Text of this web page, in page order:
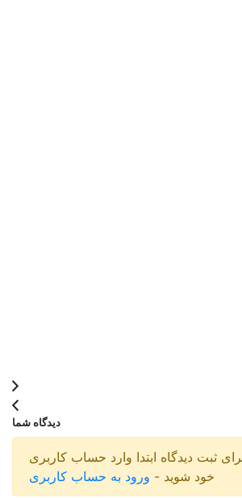
دیدگاه شما
ثبت دیدگاه ابتدا وارد حساب کاربری
خود شوید - ورود به حساب کاربری